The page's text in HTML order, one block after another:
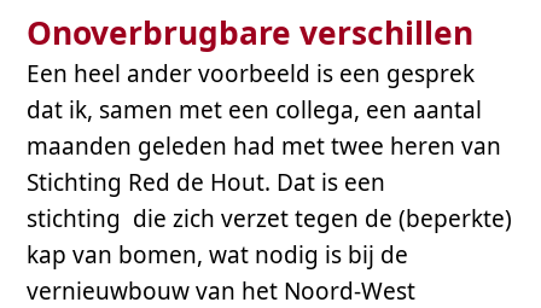
Onoverbrugbare verschillen
Een heel ander voorbeeld is een gesprek
dat ik, samen met een collega, een aantal
maanden geleden had met twee heren van
Stichting Red de Hout. Dat is een
stichting die zich verzet tegen de (beperkte)
kap van bomen, wat nodig is bij de
vernieuwbouw van het Noord-West